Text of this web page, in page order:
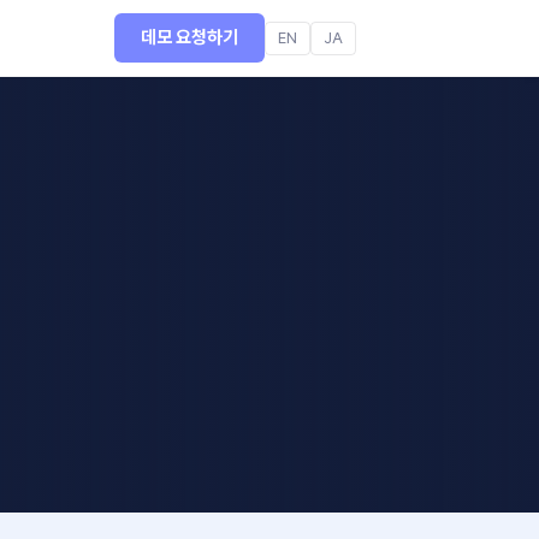
데모 요청하기 EN JA